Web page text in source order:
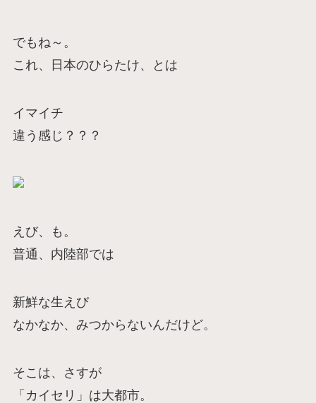
でもね～。
これ、日本のひらたけ、とは
イマイチ
違う感じ？？？
えび、も。
普通、内陸部では
新鮮な生えび
なかなか、みつからないんだけど。
そこは、さすが
「カイセリ」は大都市。